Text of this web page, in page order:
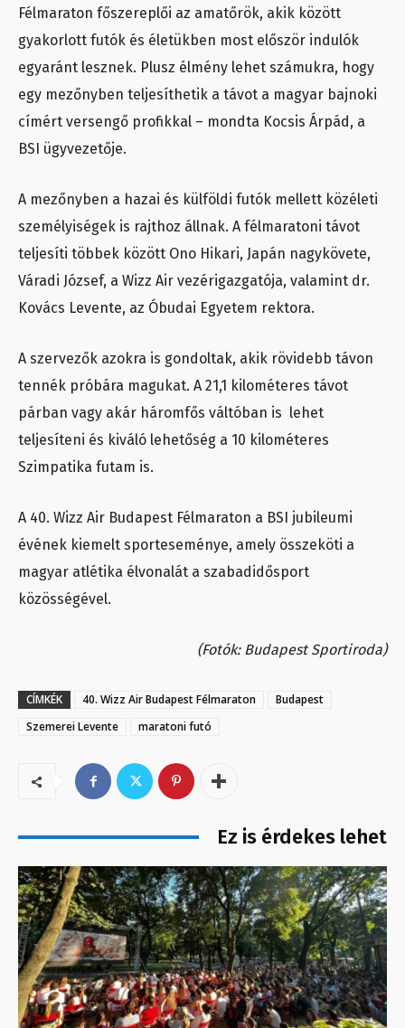
Félmaraton főszereplői az amatőrök, akik között
gyakorlott futók és életükben most először indulók
egyaránt lesznek. Plusz élmény lehet számukra, hogy
egy mezőnyben teljesíthetik a távot a magyar bajnoki
címért versengő profikkal – mondta Kocsis Árpád, a
BSI ügyvezetője.
A mezőnyben a hazai és külföldi futók mellett közéleti
személyiségek is rajthoz állnak. A félmaratoni távot
teljesíti többek között Ono Hikari, Japán nagykövete,
Váradi József, a Wizz Air vezérigazgatója, valamint dr.
Kovács Levente, az Óbudai Egyetem rektora.
A szervezők azokra is gondoltak, akik rövidebb távon
tennék próbára magukat. A 21,1 kilométeres távot
párban vagy akár háromfős váltóban is lehet
teljesíteni és kiváló lehetőség a 10 kilométeres
Szimpatika futam is.
A 40. Wizz Air Budapest Félmaraton a BSI jubileumi
évének kiemelt sporteseménye, amely összeköti a
magyar atlétika élvonalát a szabadidősport
közösségével.
(Fotók: Budapest Sportiroda)
CÍMKÉK 40. Wizz Air Budapest Félmaraton
Budapest
Szemerei Levente
maratoni futó
Ez is érdekes lehet